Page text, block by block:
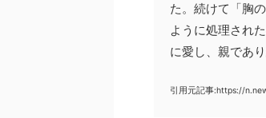
た。続けて「胸
ように処理され
に愛し、親であ
引用元記事:https://